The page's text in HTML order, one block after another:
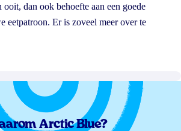
ooit, dan ook behoefte aan een goede
eetpatroon. Er is zoveel meer over te
Arctic Blue?